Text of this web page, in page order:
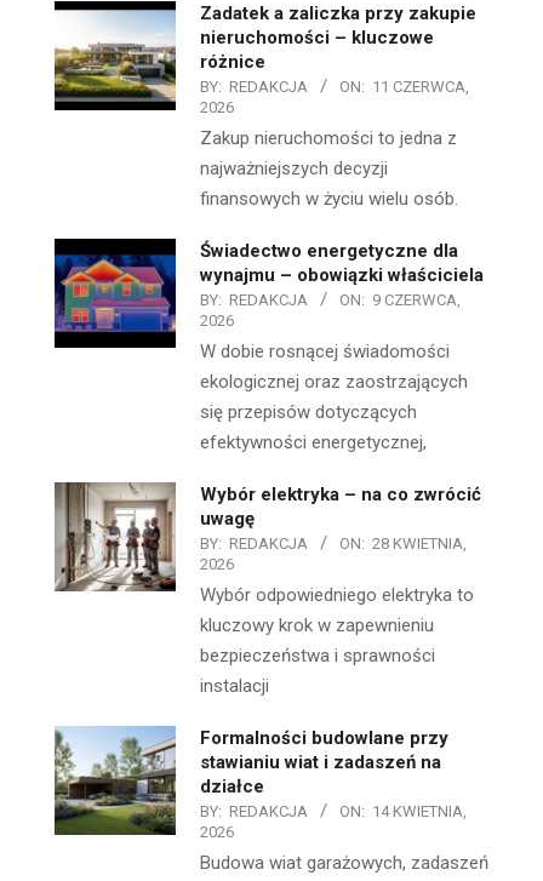
Zadatek a zaliczka przy zakupie
nieruchomości – kluczowe
różnice
BY: REDAKCJA ON: 11 CZERWCA,
2026
Zakup nieruchomości to jedna z
najważniejszych decyzji
finansowych w życiu wielu osób.
Świadectwo energetyczne dla
wynajmu – obowiązki właściciela
BY: REDAKCJA ON: 9 CZERWCA,
2026
W dobie rosnącej świadomości
ekologicznej oraz zaostrzających
się przepisów dotyczących
efektywności energetycznej,
Wybór elektryka – na co zwrócić
uwagę
BY: REDAKCJA ON: 28 KWIETNIA,
2026
Wybór odpowiedniego elektryka to
kluczowy krok w zapewnieniu
bezpieczeństwa i sprawności
instalacji
Formalności budowlane przy
stawianiu wiat i zadaszeń na
działce
BY: REDAKCJA ON: 14 KWIETNIA,
2026
Budowa wiat garażowych, zadaszeń